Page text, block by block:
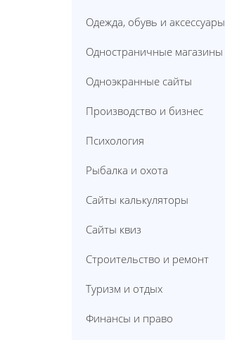
Одежда, обувь и аксессуары
Одностраничные магазины
Одноэкранные сайты
Производство и бизнес
Психология
Рыбалка и охота
Сайты калькуляторы
Сайты квиз
Строительство и ремонт
Туризм и отдых
Финансы и право